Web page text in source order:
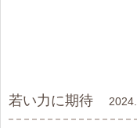
若い力に期待